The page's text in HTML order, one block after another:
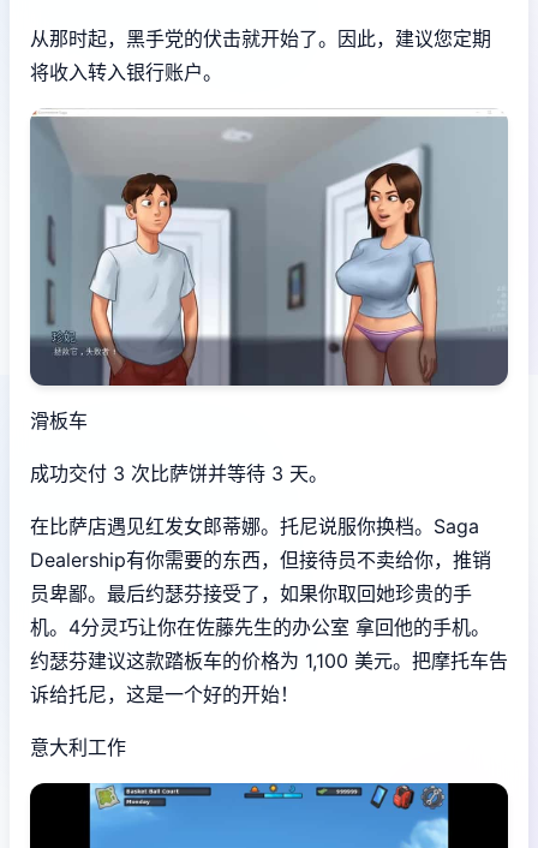
从那时起，黑手党的伏击就开始了。因此，建议您定期
将收入转入银行账户。
滑板车
成功交付 3 次比萨饼并等待 3 天。
在比萨店遇见红发女郎蒂娜。托尼说服你换档。Saga
Dealership有你需要的东西，但接待员不卖给你，推销
员卑鄙。最后约瑟芬接受了，如果你取回她珍贵的手
机。4分灵巧让你在佐藤先生的办公室 拿回他的手机。
约瑟芬建议这款踏板车的价格为 1,100 美元。把摩托车告
诉给托尼，这是一个好的开始！
意大利工作